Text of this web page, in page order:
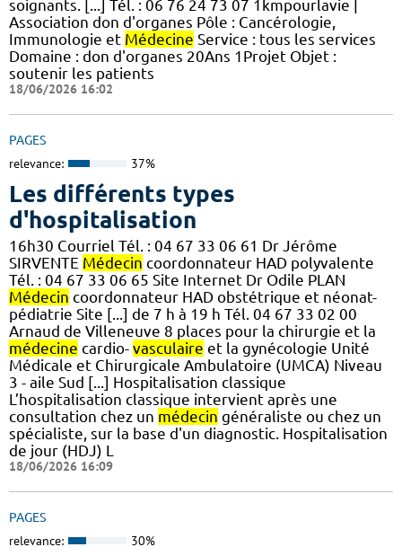
soignants. [...] Tél. : 06 76 24 73 07 1kmpourlavie |
Association don d'organes Pôle : Cancérologie,
Immunologie et Médecine Service : tous les services
Domaine : don d'organes 20Ans 1Projet Objet :
soutenir les patients
18/06/2026 16:02
PAGES
relevance: 37%
Les différents types
d'hospitalisation
16h30 Courriel Tél. : 04 67 33 06 61 Dr Jérôme
SIRVENTE Médecin coordonnateur HAD polyvalente
Tél. : 04 67 33 06 65 Site Internet Dr Odile PLAN
Médecin coordonnateur HAD obstétrique et néonat-
pédiatrie Site [...] de 7 h à 19 h Tél. 04 67 33 02 00
Arnaud de Villeneuve 8 places pour la chirurgie et la
médecine cardio- vasculaire et la gynécologie Unité
Médicale et Chirurgicale Ambulatoire (UMCA) Niveau
3 - aile Sud [...] Hospitalisation classique
L’hospitalisation classique intervient après une
consultation chez un médecin généraliste ou chez un
spécialiste, sur la base d'un diagnostic. Hospitalisation
de jour (HDJ) L
18/06/2026 16:09
PAGES
relevance: 30%